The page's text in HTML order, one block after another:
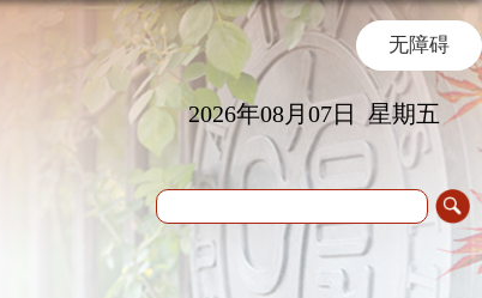
无障碍
2026年08月07日 星期五